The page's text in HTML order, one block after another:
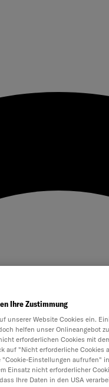
Ihre Zustimmung
unserer Website Cookies ein.
helfen unser Onlineangebot
erforderlichen Cookies mit
auf "Nicht erforderliche Cookies
Einstellungen aufrufen"
Einsatz nicht erforderlicher
Ihre Daten in den USA